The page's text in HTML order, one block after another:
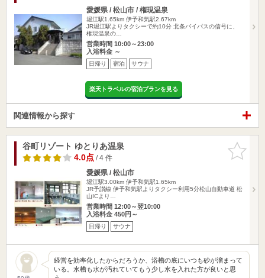
愛媛県 / 松山市 / 権現温泉
堀江駅1.65km 伊予和気駅2.67km
JR堀江駅よりタクシーで約10分 北条バイパスの信号に、
権現温泉の…
営業時間 10:00～23:00
入浴料金 ～
日帰り 宿泊 サウナ
楽天トラベルの宿泊プランを見る
関連情報から探す
お気に入
りに追加
谷町リゾート ゆとりあ温泉
4.0点/ 4 件
愛媛県 / 松山市
堀江駅3.00km 伊予和気駅1.65km
JR予讃線 伊予和気駅よりタクシー利用5分松山自動車道 松
山ICより…
営業時間 12:00～翌10:00
入浴料金 450円～
日帰り サウナ
経営を効率化したからだろうか、浴槽の底にいつも砂が溜まって
いる。水槽も水が汚れていてもう少し水を入れた方が良いと思